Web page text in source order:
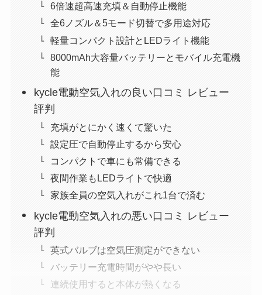
6倍速超高速充填＆自動停止機能
全6ノズル＆5モード切替で多用途対応
軽量コンパクト設計とLEDライト機能
8000mAh大容量バッテリーとモバイル充電機
能
kycle電動空気入れの良い口コミ レビュー
評判
充填がとにかく速くて驚いた
設定圧で自動停止するから安心
コンパクトで車にも常備できる
夜間作業もLEDライトで快適
家族全員の空気入れがこれ1台で済む
kycle電動空気入れの悪い口コミ レビュー
評判
英式バルブは空気圧測定ができない
バッテリー充電時間がやや長い
連続使用すると本体が熱くなる